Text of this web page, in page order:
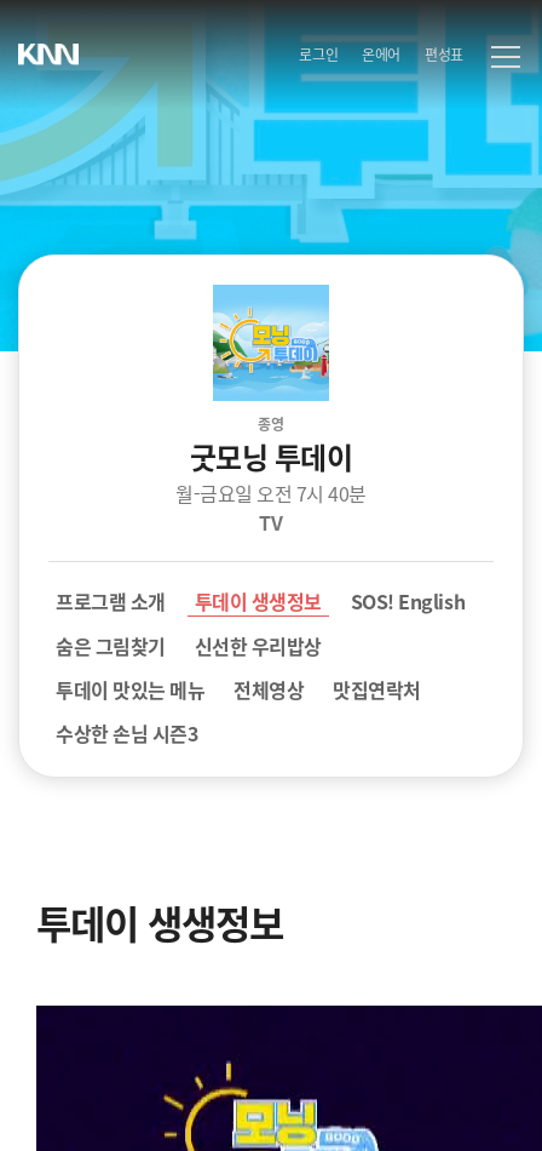
로그인 온에어 편성표
굿모닝 투데이
종영
월-금요일 오전 7시 40분
TV
프로그램 소개 투데이 생생정보
SOS! English
숨은 그림찾기
신선한 우리밥상
투데이 맛있는 메뉴
전체영상
맛집연락처
수상한 손님 시즌3
투데이 생생정보